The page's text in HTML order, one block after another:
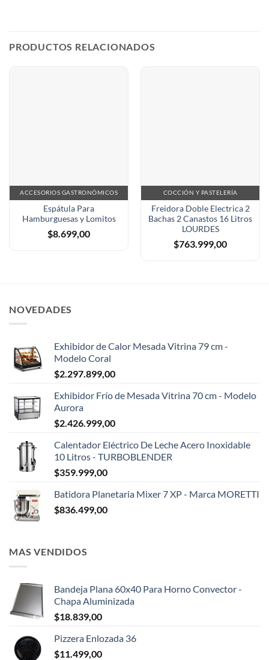
PRODUCTOS RELACIONADOS
ACCESORIOS GASTRONÓMICOS
Espátula Para
Hamburguesas y Lomitos
$8.699,00
COCCIÓN Y PASTELERÍA
Freidora Doble Electrica 2
Bachas 2 Canastos 16 Litros
LOURDES
$763.999,00
NOVEDADES
Exhibidor de Calor Mesada Vitrina 79 cm -
Modelo Coral
$2.297.899,00
Exhibidor Frío de Mesada Vitrina 70 cm - Modelo
Aurora
$2.426.999,00
Calentador Eléctrico De Leche Acero Inoxidable
10 Litros - TURBOBLENDER
$359.999,00
Batidora Planetaria Mixer 7 XP - Marca MORETTI
$836.499,00
MAS VENDIDOS
Bandeja Plana 60x40 Para Horno Convector -
Chapa Aluminizada
$18.839,00
Pizzera Enlozada 36
$11.499,00